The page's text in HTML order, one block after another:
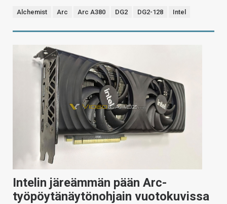
Alchemist Arc Arc A380 DG2 DG2-128 Intel
Intelin järeämmän pään Arc-
työpöytänäytönohjain vuotokuvissa